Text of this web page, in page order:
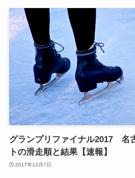
グランプリファイナル2017 名
トの滑走順と結果【速報】
2017年12月7日